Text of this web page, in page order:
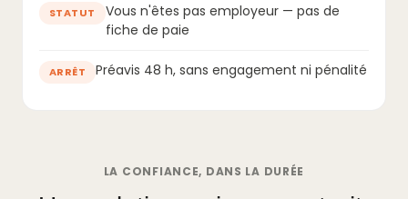
STATUT
Vous n'êtes pas employeur — pas de
fiche de paie
ARRÊT Préavis 48 h, sans engagement ni pénalité
LA CONFIANCE, DANS LA DURÉE